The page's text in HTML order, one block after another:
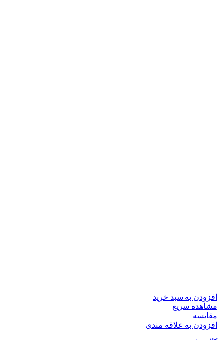
افزودن به سبد خرید
مشاهده سریع
مقایسه
افزودن به علاقه مندی